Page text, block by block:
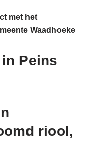
met het
Waadhoeke
Peins
riool,